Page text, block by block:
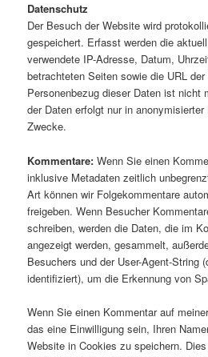
Datenschutz
Der Besuch der Website wird
gespeichert. Erfasst werden die
verwendete IP-Adresse, Datum,
betrachteten Seiten sowie die URL
Personenbezug dieser Daten ist nicht
der Daten erfolgt nur in
Zwecke.
Kommentare: Wenn Sie einen
inklusive Metadaten zeitlich
Art können wir Folgekommentare
freigeben. Wenn Besucher
schreiben, werden die Daten, die im
angezeigt werden, gesammelt,
Besuchers und der User-Agent-String
identifiziert), um die Erkennung von
Wenn Sie einen Kommentar auf
das eine Einwilligung sein, Ihren
Website in Cookies zu speichern.